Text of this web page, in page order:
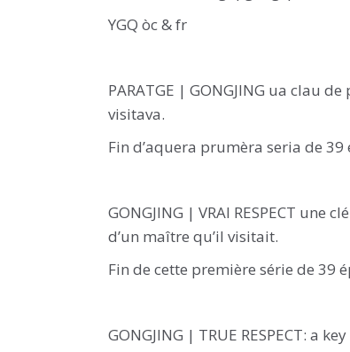
YGQ òc & fr
PARATGE | GONGJING ua clau
visitava.
Fin d’aquera prumèra seria de
GONGJING | VRAI RESPECT une
d’un maître qu’il visitait.
Fin de cette première série de 39
GONGJING | TRUE RESPECT: a